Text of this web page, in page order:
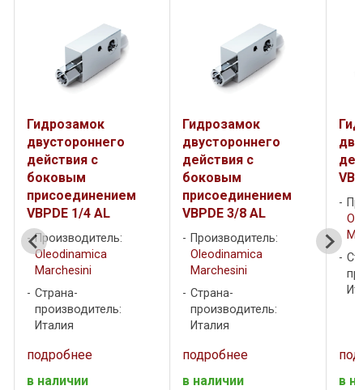
Гидрозамок
двустороннего
действия с
боковым
присоединением
VBPDE 1/4 AL
Производитель:
Oleodinamica
Marchesini
Страна-
производитель:
Италия
подробнее
в наличии
Гидрозамок
двустороннего
действия с
боковым
присоединением
VBPDE 3/8 AL
Производитель:
Oleodinamica
Marchesini
Страна-
производитель:
Италия
подробнее
в наличии
в